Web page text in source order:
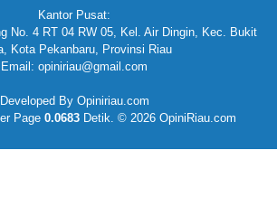
Kantor Pusat:
No. 4 RT 04 RW 05, Kel. Air Dingin, Kec. Bukit
Kota Pekanbaru, Provinsi Riau
Email: opiniriau@gmail.com
Developed By Opiniriau.com
Page 0.0683Detik. © 2026 OpiniRiau.com